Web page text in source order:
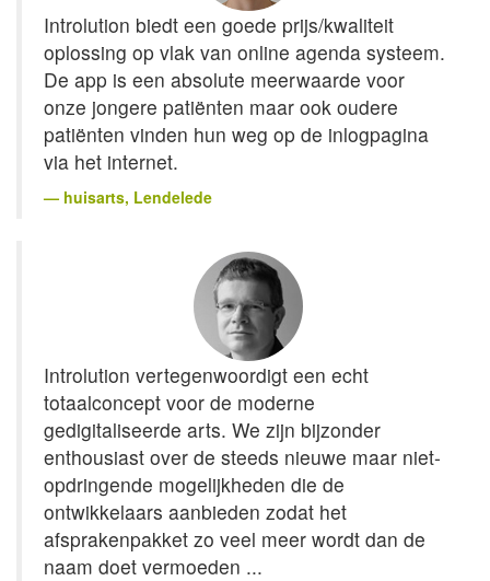
Introlution biedt een goede prijs/kwaliteit
oplossing op vlak van online agenda systeem.
De app is een absolute meerwaarde voor
onze jongere patiënten maar ook oudere
patiënten vinden hun weg op de inlogpagina
via het internet.
huisarts, Lendelede
Introlution vertegenwoordigt een echt
totaalconcept voor de moderne
gedigitaliseerde arts. We zijn bijzonder
enthousiast over de steeds nieuwe maar niet-
opdringende mogelijkheden die de
ontwikkelaars aanbieden zodat het
afsprakenpakket zo veel meer wordt dan de
naam doet vermoeden ...